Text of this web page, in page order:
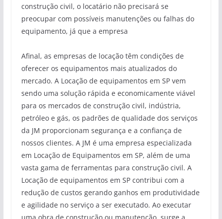
construção civil, o locatário não precisará se
preocupar com possíveis manutenções ou falhas do
equipamento, já que a empresa
Afinal, as empresas de locação têm condições de
oferecer os equipamentos mais atualizados do
mercado. A Locação de equipamentos em SP vem
sendo uma solução rápida e economicamente viável
para os mercados de construção civil, indústria,
petróleo e gás, os padrões de qualidade dos serviços
da JM proporcionam segurança e a confiança de
nossos clientes. A JM é uma empresa especializada
em Locação de Equipamentos em SP, além de uma
vasta gama de ferramentas para construção civil. A
Locação de equipamentos em SP contribui com a
redução de custos gerando ganhos em produtividade
e agilidade no serviço a ser executado. Ao executar